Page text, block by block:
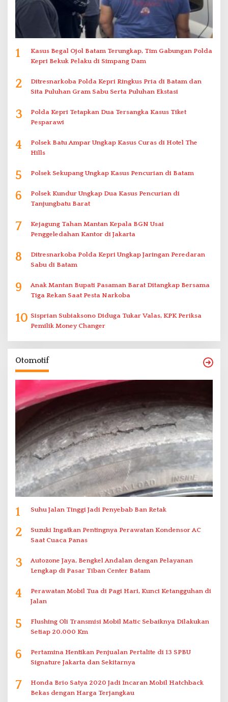
1
Kasus Begal Ojol Batam Terungkap, Tim Gabungan Polda
Kepri Bekuk Pelaku di Simpang Dam
2
Ditresnarkoba Polda Kepri Ringkus Pria di Batam dan
Sita Puluhan Gram Sabu Serta Puluhan Ekstasi
3
Polda Kepri Tetapkan Dua Tersangka Kasus Tiket
Pesparawi
4
Polsek Batu Ampar Ungkap Kasus Curas di Hotel The
Hills
5 Polsek Sekupang Ungkap Kasus Pencurian di Batam
6
Polsek Kundur Ungkap Dua Kasus Pencurian di
Tanjungbatu Barat
7
Kejagung Tahan Mantan Kepala BGN Usai
Penggeledahan Kantor di Jakarta
8
Ditresnarkoba Polda Kepri Ungkap Jaringan Peredaran
Sabu di Batam
9
Anak Mantan Bupati Pasaman Barat Ditangkap Bersama
Tiga Rekan Saat Pesta Narkoba
10 Sisprian Subiaksono Diduga Tukar Valas, KPK Periksa
Pemilik Money Changer
Otomotif
1 Suhu Jalan Tinggi Jadi Penyebab Ban Retak
2
Suzuki Ingatkan Pentingnya Perawatan Kondensor AC
Saat Cuaca Panas
3
Autozone Jaya, Bengkel Andalan dengan Pelayanan
Lengkap di Pasar Tiban Center Batam
4
Perawatan Mobil Tua di Pagi Hari, Kunci Ketangguhan di
Jalan
5
Flushing Oli Transmisi Mobil Matic Sebaiknya Dilakukan
Setiap 20.000 Km
6
Pertamina Hentikan Penjualan Pertalite di 13 SPBU
Signature Jakarta dan Sekitarnya
7
Honda Brio Satya 2020 Jadi Incaran Mobil Hatchback
Bekas dengan Harga Terjangkau